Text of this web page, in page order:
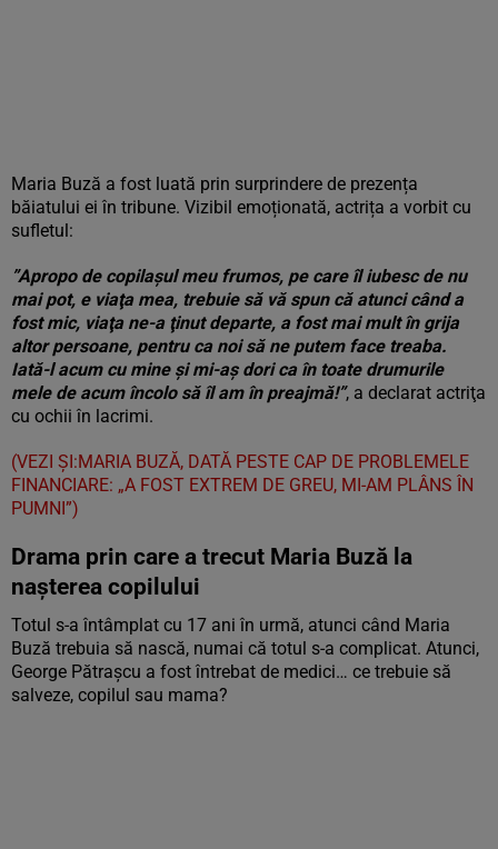
Maria Buză a fost luată prin surprindere de prezența
băiatului ei în tribune. Vizibil emoționată, actrița a vorbit cu
sufletul:
”Apropo de copilaşul meu frumos, pe care îl iubesc de nu
mai pot, e viaţa mea, trebuie să vă spun că atunci când a
fost mic, viaţa ne-a ţinut departe, a fost mai mult în grija
altor persoane, pentru ca noi să ne putem face treaba.
Iată-l acum cu mine şi mi-aş dori ca în toate drumurile
mele de acum încolo să îl am în preajmă!”, a declarat actriţa
cu ochii în lacrimi.
(VEZI ȘI:MARIA BUZĂ, DATĂ PESTE CAP DE PROBLEMELE
FINANCIARE: „A FOST EXTREM DE GREU, MI-AM PLÂNS ÎN
PUMNI”)
Drama prin care a trecut Maria Buză la
nașterea copilului
Totul s-a întâmplat cu 17 ani în urmă, atunci când Maria
Buză trebuia să nască, numai că totul s-a complicat. Atunci,
George Pătrașcu a fost întrebat de medici… ce trebuie să
salveze, copilul sau mama?